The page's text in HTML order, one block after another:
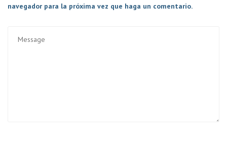
navegador para la próxima vez que haga un comentario.